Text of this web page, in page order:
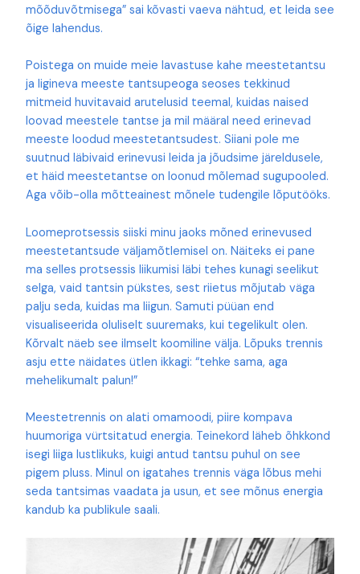
mõõduvõtmisega” sai kõvasti vaeva nähtud, et leida see
õige lahendus.
Poistega on muide meie lavastuse kahe meestetantsu
ja ligineva meeste tantsupeoga seoses tekkinud
mitmeid huvitavaid arutelusid teemal, kuidas naised
loovad meestele tantse ja mil määral need erinevad
meeste loodud meestetantsudest. Siiani pole me
suutnud läbivaid erinevusi leida ja jõudsime järeldusele,
et häid meestetantse on loonud mõlemad sugupooled.
Aga võib-olla mõtteainest mõnele tudengile lõputööks.
Loomeprotsessis siiski minu jaoks mõned erinevused
meestetantsude väljamõtlemisel on. Näiteks ei pane
ma selles protsessis liikumisi läbi tehes kunagi seelikut
selga, vaid tantsin pükstes, sest riietus mõjutab väga
palju seda, kuidas ma liigun. Samuti püüan end
visualiseerida oluliselt suuremaks, kui tegelikult olen.
Kõrvalt näeb see ilmselt koomiline välja. Lõpuks trennis
asju ette näidates ütlen ikkagi: “tehke sama, aga
mehelikumalt palun!”
Meestetrennis on alati omamoodi, piire kompava
huumoriga vürtsitatud energia. Teinekord läheb õhkkond
isegi liiga lustlikuks, kuigi antud tantsu puhul on see
pigem pluss. Minul on igatahes trennis väga lõbus mehi
seda tantsimas vaadata ja usun, et see mõnus energia
kandub ka publikule saali.